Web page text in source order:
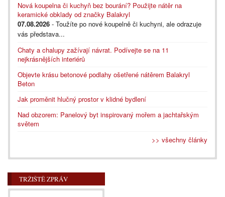
Nová koupelna či kuchyň bez bourání? Použijte nátěr na
keramické obklady od značky Balakryl
07.08.2026 - Toužíte po nové koupelně či kuchyni, ale odrazuje
vás představa...
Chaty a chalupy zažívají návrat. Podívejte se na 11
nejkrásnějších interiérů
Objevte krásu betonové podlahy ošetřené nátěrem Balakryl
Beton
Jak proměnit hlučný prostor v klidné bydlení
Nad obzorem: Panelový byt inspirovaný mořem a jachtařským
světem
>> všechny články
TRŽIŠTĚ ZPRÁV